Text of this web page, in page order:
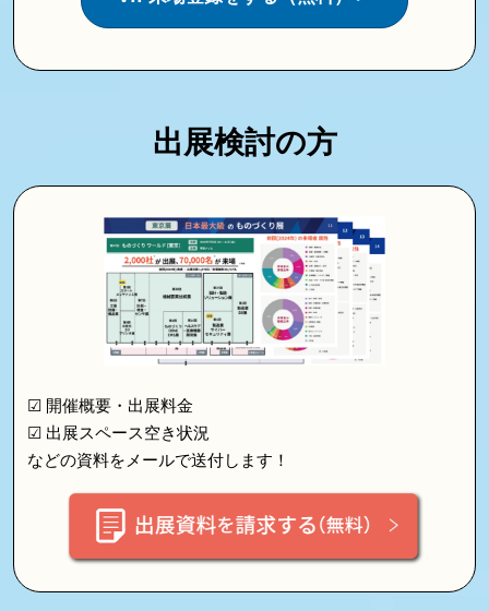
出展検討の方
☑ 開催概要・出展料金
☑ 出展スペース空き状況
などの資料をメールで送付します！